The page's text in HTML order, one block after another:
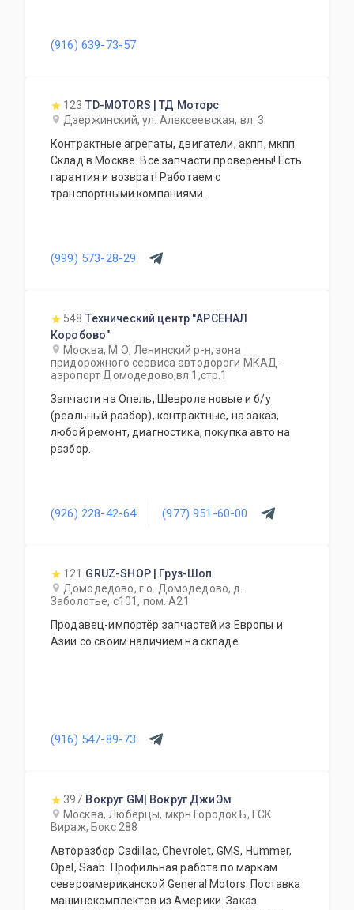
(916) 639-73-57
123 TD-MOTORS | ТД Моторс
Дзержинский, ул. Алексеевская, вл. 3
Контрактные агрегаты, двигатели, акпп, мкпп.
Склад в Москве. Все запчасти проверены! Есть
гарантия и возврат! Работаем с
транспортными компаниями.
(999) 573-28-29
548 Технический центр "АРСЕНАЛ
Коробово"
Москва, М.О, Ленинский р-н, зона
придорожного сервиса автодороги МКАД-
аэропорт Домодедово,вл.1,стр.1
Запчасти на Опель, Шевроле новые и б/у
(реальный разбор), контрактные, на заказ,
любой ремонт, диагностика, покупка авто на
разбор.
(926) 228-42-64 (977) 951-60-00
121 GRUZ-SHOP | Груз-Шоп
Домодедово, г.о. Домодедово, д.
Заболотье, с101, пом. А21
Продавец-импортёр запчастей из Европы и
Азии со своим наличием на складе.
(916) 547-89-73
397 Вокруг GM| Вокруг ДжиЭм
Москва, Люберцы, мкрн Городок Б, ГСК
Вираж, Бокс 288
Авторазбор Cadillac, Chevrolet, GMS, Hummer,
Opel, Saab. Профильная работа по маркам
североамериканской General Motors. Поставка
машинокомплектов из Америки. Заказ